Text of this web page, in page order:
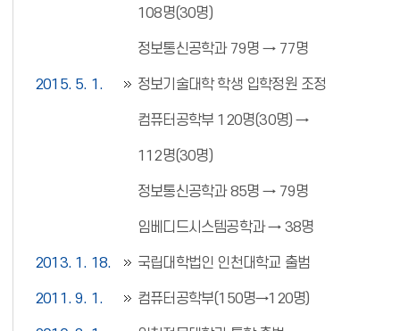
108명(30명)
정보통신공학과 79명 → 77명
2015. 5. 1. 정보기술대학 학생 입학정원 조정
컴퓨터공학부 120명(30명) →
112명(30명)
정보통신공학과 85명 → 79명
임베디드시스템공학과 → 38명
2013. 1. 18. 국립대학법인 인천대학교 출범
2011. 9. 1. 컴퓨터공학부(150명→120명)